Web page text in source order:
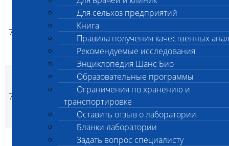
Для сельхоз предприятий
Книга
Правила получения качественных
Рекомендуемые исследования
Энциклопедия Шанс Био
Образовательные программы
Ограничения по хранению и
транспортировке
Оставить отзыв о лаборатории
Бланки лаборатории
Задать вопрос специалисту
7010
Санитарно-
микробиологические
исследование
растворов до их
стерилизации
1 000p 1 000p да
7011
Санитарно-
микробиологические
исследование
растворов после их
стерилизации
1 000
Ежемесячный